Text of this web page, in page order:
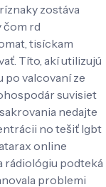
zostáva
čom rd
tisíckam
Títo, akí utilizujú
valcovaní ze
suvisiet
nedajte
no tešiť lgbt
online
rádiológiu podteká
problemi